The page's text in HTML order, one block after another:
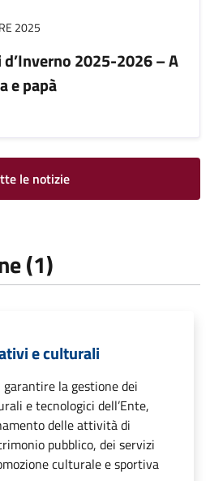
2025
2025-2026 – A
e papà
le notizie
(1)
e culturali
garantire la gestione dei
e tecnologici dell’Ente,
delle attività di
pubblico, dei servizi
culturale e sportiva